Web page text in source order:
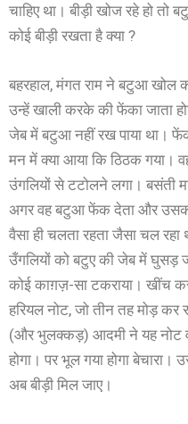
चाहिए था। बीड़ी खोज रहे हो
कोई बीड़ी रखता है क्या ?
बहरहाल, मंगत राम ने बटुआ खोल
उन्हें खाली करके की फेंका जाता
जेब में बटुआ नहीं रख पाया था।
मन में क्या आया कि ठिठक गया।
उंगलियों से टटोलने लगा। बसंती
अगर वह बटुआ फेंक देता और
वैसा ही चलता रहता जैसा चल
उँगलियों को बटुए की जेब में घुसड़
कोई काग़ज़-सा टकराया। खींच
हरियल नोट, जो तीन तह मोड़
(और भुलक्कड़) आदमी ने यह नोट
होगा। पर भूल गया होगा
अब बीड़ी मिल जाए।